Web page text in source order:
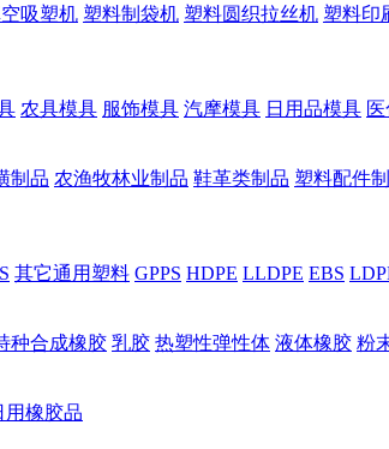
吸塑机 塑料制袋机 塑料圆织拉丝机 塑料印
农具模具 服饰模具 汽摩模具 日用品模具
制品 农渔牧林业制品 鞋革类制品 塑料配件
其它通用塑料 GPPS HDPE LLDPE EBS
种合成橡胶 乳胶 热塑性弹性体 液体橡胶 粉
用橡胶品